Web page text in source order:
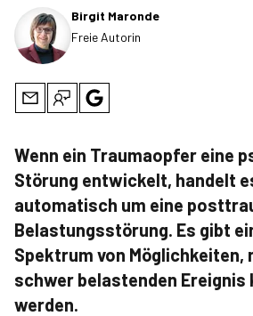
Birgit Maronde
Freie Autorin
Wenn ein Traumaopfer eine
Störung entwickelt, handelt
automatisch um eine
Belas­tungsstörung. Es gibt
Spektrum von Möglichkeiten,
schwer belastenden Ereignis
werden.